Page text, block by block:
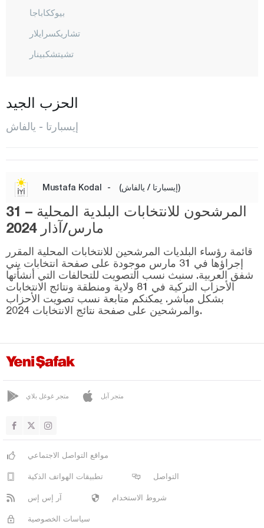
بيوككاباجا
تشاريكسرايلار
تشيتشكبينار
غيلين دوست
غونيكنت
المركز
صاري ادريس
شاكيكارا أغش
ساف
سنير
سوتشولار
أولو بورلو
قهرمان ماراش
قارابوك
كرامان
الحزب الجيد
إيسبارتا - يالفاش
Mustafa Kodal - (إيسبارتا / يالفاش)
المرشحون للانتخابات البلدية المحلية – 31
مارس/آذار 2024
قائمة رؤساء البلديات المرشحين للانتخابات المحلية المقرر
إجراؤها في 31 مارس موجودة على صفحة انتخابات يني
شفق العربية. سنبث نسب التصويت للتحالفات التي أنشأتها
الأحزاب التركية في 81 ولاية ومنطقة ونتائج الانتخابات
بشكل مباشر. يمكنكم متابعة نسب تصويت الأحزاب
والمرشحين على صفحة نتائج الانتخابات 2024.
متجر غوغل بلاي متجر آبل
مواقع التواصل الاجتماعي
تطبيقات الهواتف الذكية التواصل
آر إس إس شروط الاستخدام
سياسات الخصوصية